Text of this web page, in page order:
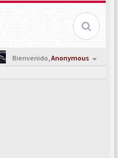
Bienvenido,Anonymous